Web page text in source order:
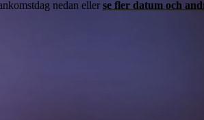
nedan eller se fler datum och